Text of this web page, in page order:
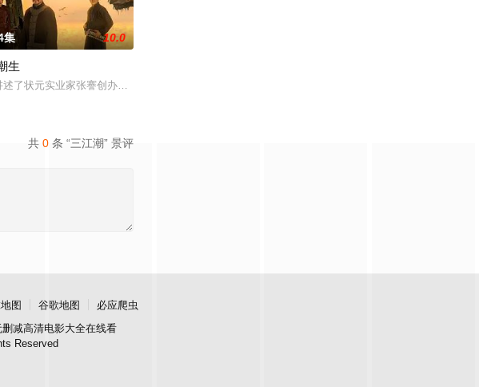
个夜晚，他脸颊微
动心，却不知自身是身负玄鸟之力的夜族公主，前世相恋
小型军事演习中，郭子剑因不满演习流于形式，假传指令要求真打实抗，虽引发哗然，却获
集 10.0
生
述了状元实业家张謇创办大生企业，实业报国的故事。甲午战争后，国家蒙羞，张謇虽高中状元，却渴
共 0 条 “三江潮” 景评
图 谷歌地图
必应爬虫
减高清电影大全在线看
Reserved